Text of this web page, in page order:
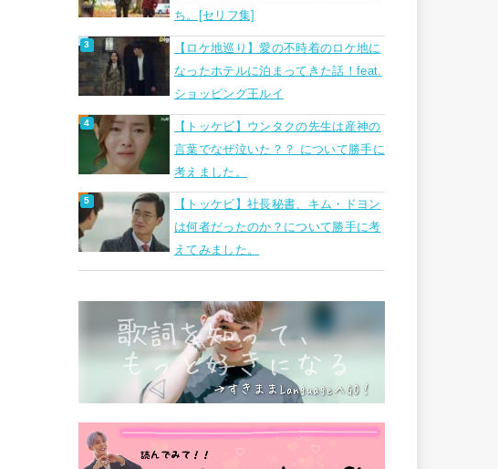
ち。[セリフ集]
【ロケ地巡り】愛の不時着のロケ地に
なったホテルに泊まってきた話！feat.
ショッピング王ルイ
【トッケビ】ウンタクの先生は産神の
言葉でなぜ泣いた？？ について勝手に
考えました。
【トッケビ】社長秘書、キム・ドヨン
は何者だったのか？について勝手に考
えてみました。